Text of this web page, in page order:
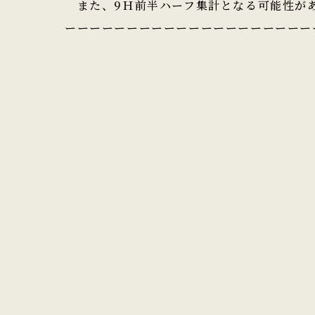
また、9Ｈ前半ハーフ集計となる可能性が
ーーーーーーーーーーーーーーーーーーー